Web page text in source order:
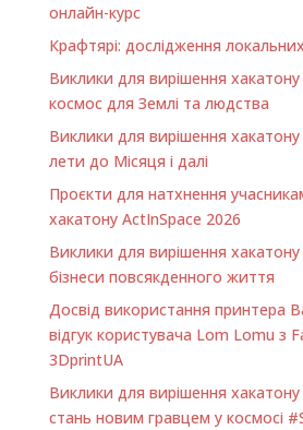
онлайн-курс
Крафтярі: дослідження
Виклики для вирішення
космос для Землі та людства
Виклики для вирішення
лети до Місяця і далі
Проєкти для натхнення
хакатону ActInSpace 2026
Виклики для вирішення
бізнеси повсякденного життя
Досвід використання принтера
відгук користувача Lom Lomu з
3DprintUA
Виклики для вирішення
стань новим гравцем у космосі